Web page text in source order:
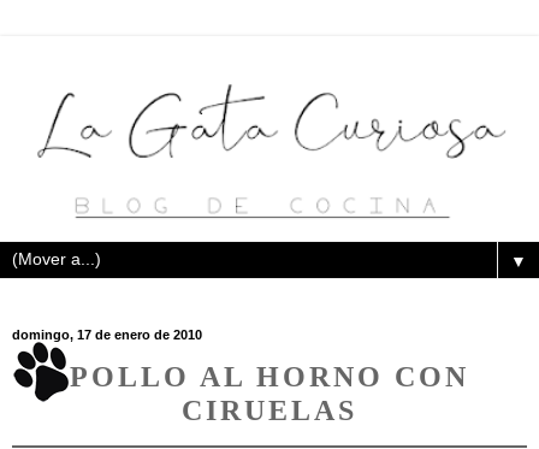
▼
domingo, 17 de enero de 2010
POLLO AL HORNO CON
CIRUELAS